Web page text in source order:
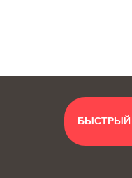
БЫСТРЫЙ